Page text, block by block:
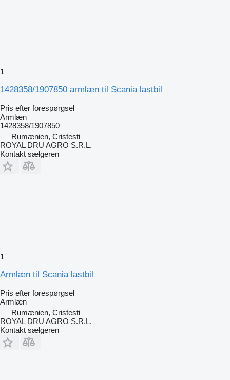
1
1428358/1907850 armlæn til Scania lastbil
Pris efter forespørgsel
Armlæn
1428358/1907850
Rumænien, Cristesti
ROYAL DRU AGRO S.R.L.
Kontakt sælgeren
1
Armlæn til Scania lastbil
Pris efter forespørgsel
Armlæn
Rumænien, Cristesti
ROYAL DRU AGRO S.R.L.
Kontakt sælgeren